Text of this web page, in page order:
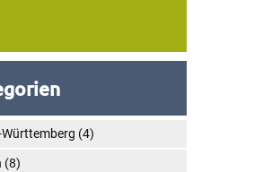
Württemberg (4)
(8)